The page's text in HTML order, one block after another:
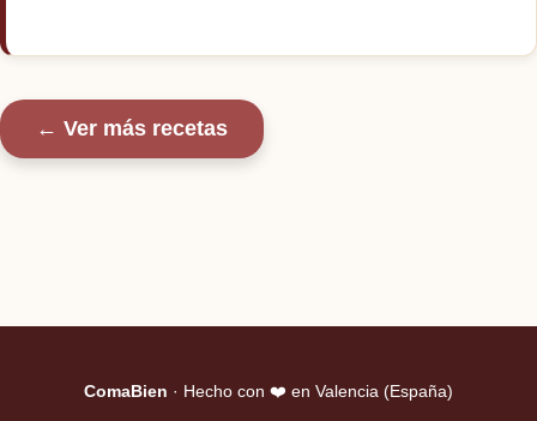
← Ver más recetas
ComaBien · Hecho con ❤️ en Valencia (España)